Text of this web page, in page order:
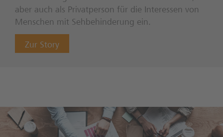
aber auch als Privatperson für die Interessen von
Menschen mit Sehbehinderung ein.
Zur Story